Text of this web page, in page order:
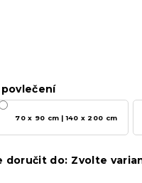
povlečení
70 x 90 cm | 140 x 200 cm
doručit do: Zvolte